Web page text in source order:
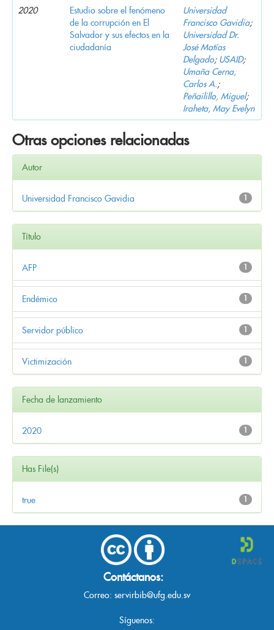
2020
Estudio sobre el fenómeno
de la corrupción en El
Salvador y sus efectos en la
ciudadanía
Universidad
Francisco Gavidia;
Universidad Dr.
José Matías
Delgado; USAID;
Umaña Cerna,
Carlos A.;
Peñailillo, Miguel;
Iraheta, May Evelyn
Otras opciones relacionadas
Autor
1
Universidad Francisco Gavidia
Título
1
AFP
1
Endémico
1
Servidor público
1
Victimización
Fecha de lanzamiento
1
2020
Has File(s)
1
true
Contáctanos:
Correo: servirbib@ufg.edu.sv
Síguenos: